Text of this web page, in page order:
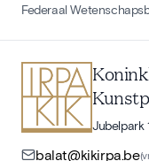
Federaal
Jubelpark
balat@kikirpa.be